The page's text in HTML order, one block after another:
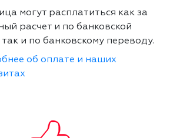
могут расплатиться как за
расчет и по банковской
так и по банковскому переводу.
об оплате и наших